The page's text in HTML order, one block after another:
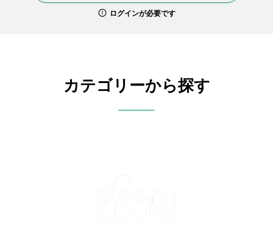
ログインが必要です
カテゴリーから探す